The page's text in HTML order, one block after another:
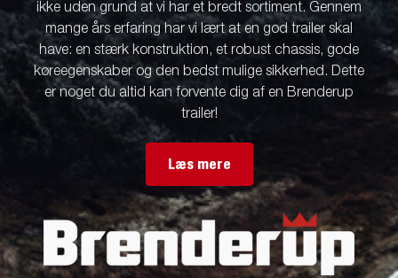
ikke uden grund at vi har et bredt sortiment. Gennem
mange års erfaring har vi lært at en god trailer skal
have: en stærk konstruktion, et robust chassis, gode
køreegenskaber og den bedst mulige sikkerhed. Dette
er noget du altid kan forvente dig af en Brenderup
trailer!
Læs mere